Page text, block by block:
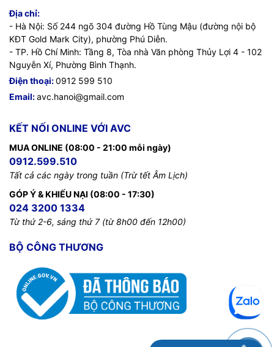
Địa chỉ:
- Hà Nội: Số 244 ngõ 304 đường Hồ Tùng Mậu (đường nội bộ
KĐT Gold Mark City), phường Phú Diễn.
- TP. Hồ Chí Minh: Tầng 8, Tòa nhà Văn phòng Thủy Lợi 4 - 102
Nguyễn Xí, Phường Bình Thạnh.
Điện thoại:0912 599 510
Email:avc.hanoi@gmail.com
KẾT NỐI ONLINE VỚI AVC
MUA ONLINE (08:00 - 21:00 mỗi ngày)
0912.599.510
Tất cả các ngày trong tuần (Trừ tết Âm Lịch)
GÓP Ý & KHIẾU NẠI (08:00 - 17:30)
024 3200 1334
Từ thứ 2-6, sáng thứ 7 (từ 8h00 đến 12h00)
BỘ CÔNG THƯƠNG